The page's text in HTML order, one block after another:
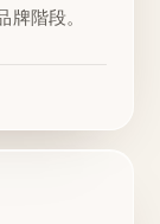
階段。